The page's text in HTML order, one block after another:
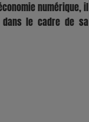
numérique, il
dans le cadre de sa